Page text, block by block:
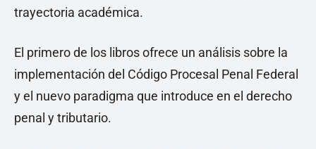
trayectoria académica.
El primero de los libros ofrece un análisis sobre la
implementación del Código Procesal Penal Federal
y el nuevo paradigma que introduce en el derecho
penal y tributario.